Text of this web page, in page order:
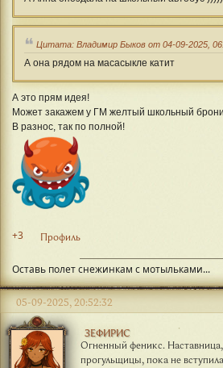
Цитата: Владимир Быков от 04-09-2025,
А она рядом на масасыкле катит
А это прям идея!
Может закажем у ГМ желтый школьный
В разнос, так по полной!
+3 Профиль
Оставь полет снежинкам с мотыльками...
ЗЕФИРИС
Огненный феникс. Наставница,
прогульщицы, пока не
05-09-2025, 20:52:32